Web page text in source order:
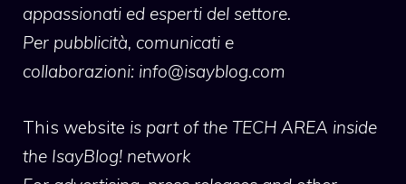
appassionati ed esperti del settore.
Per pubblicità, comunicati e
collaborazioni: info@isayblog.com
This website is part of the TECH AREA inside
the IsayBlog! network